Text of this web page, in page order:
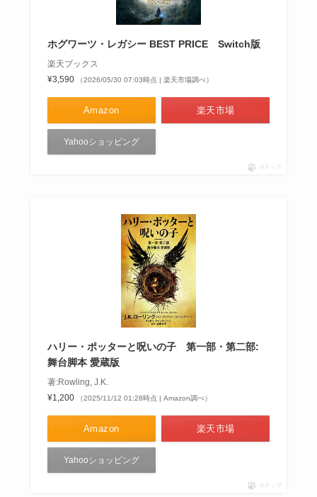
ホグワーツ・レガシー BEST PRICE Switch版
楽天ブックス
¥3,590
（2026/05/30 07:03時点 | 楽天市場調べ）
Amazon 楽天市場
Yahooショッピング
ポチップ
ハリー・ポッターと呪いの子 第一部・第二部:
舞台脚本 愛蔵版
著:Rowling, J.K.
¥1,200
（2025/11/12 01:28時点 | Amazon調べ）
Amazon 楽天市場
Yahooショッピング
ポチップ